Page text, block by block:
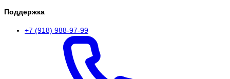
Поддержка
+7 (918) 988-97-99